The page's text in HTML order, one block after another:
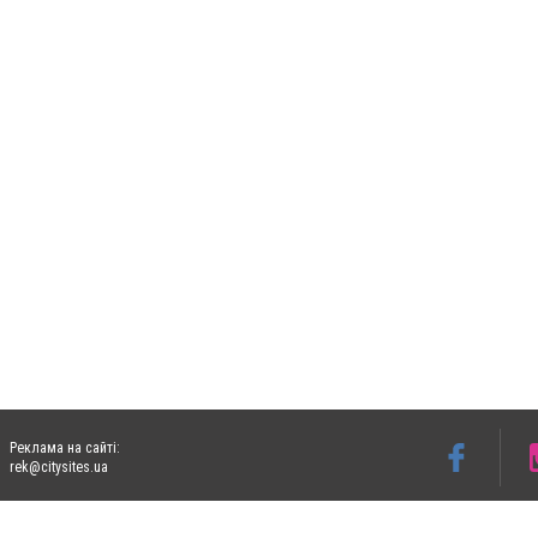
Реклама на сайті:
rek@citysites.ua